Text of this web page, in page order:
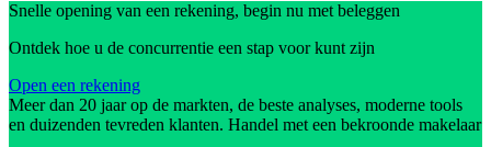
Snelle opening van een rekening, begin nu met beleggen
Ontdek hoe u de concurrentie een stap voor kunt zijn
Open een rekening
Meer dan 20 jaar op de markten, de beste analyses, moderne tools
en duizenden tevreden klanten. Handel met een bekroonde makelaar